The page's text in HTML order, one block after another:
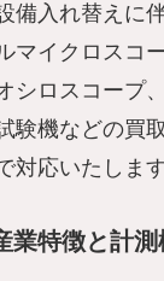
備入れ替えに
マイクロスコ
シロスコープ
験機などの買
対応いたします
業特徴と計